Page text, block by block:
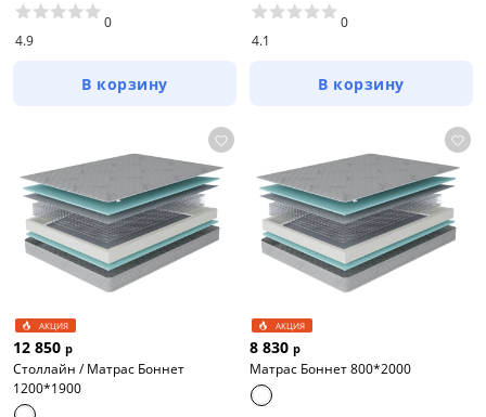
4.9
0
В корзину
4.1
0
В корзину
АКЦИЯ
12 850 р
Столлайн / Матрас Боннет
1200*1900
АКЦИЯ
8 830 р
Матрас Боннет 800*2000